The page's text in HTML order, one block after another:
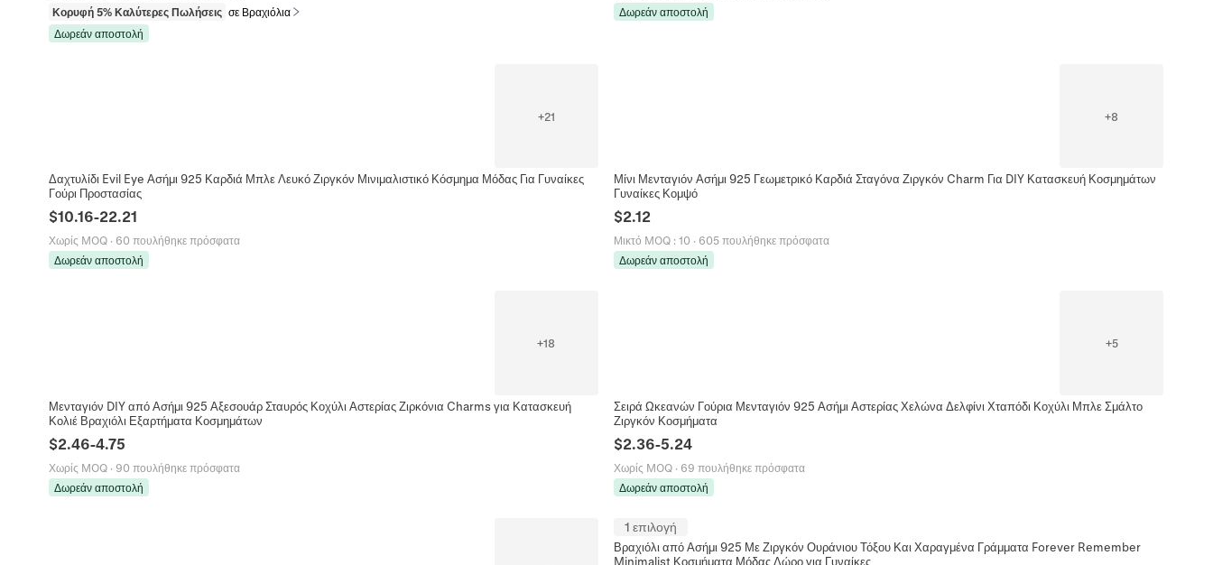
Κορυφή 5% Καλύτερες Πωλήσεις σε Βραχιόλια
Δωρεάν αποστολή
Δωρεάν αποστολή
+21
Δαχτυλίδι Evil Eye Ασήμι 925 Καρδιά Μπλε Λευκό Ζιργκόν Μινιμαλιστικό Κόσμημα Μόδας Για Γυναίκες
Γούρι Προστασίας
$10.16-22.21
Χωρίς MOQ· 60 πουλήθηκε πρόσφατα
Δωρεάν αποστολή
+8
Μίνι Μενταγιόν Ασήμι 925 Γεωμετρικό Καρδιά Σταγόνα Ζιργκόν Charm Για DIY Κατασκευή Κοσμημάτων
Γυναίκες Κομψό
$2.12
Μικτό MOQ : 10 · 605 πουλήθηκε πρόσφατα
Δωρεάν αποστολή
+18
Μενταγιόν DIY από Ασήμι 925 Αξεσουάρ Σταυρός Κοχύλι Αστερίας Ζιρκόνια Charms για Κατασκευή
Κολιέ Βραχιόλι Εξαρτήματα Κοσμημάτων
$2.46-4.75
Χωρίς MOQ· 90 πουλήθηκε πρόσφατα
Δωρεάν αποστολή
+5
Σειρά Ωκεανών Γούρια Μενταγιόν 925 Ασήμι Αστερίας Χελώνα Δελφίνι Χταπόδι Κοχύλι Μπλε Σμάλτο
Ζιργκόν Κοσμήματα
$2.36-5.24
Χωρίς MOQ · 69 πουλήθηκε πρόσφατα
Δωρεάν αποστολή
1 επιλογή
Βραχιόλι από Ασήμι 925 Με Ζιργκόν Ουράνιου Τόξου Και Χαραγμένα Γράμματα Forever Remember
Minimalist Κοσμήματα Μόδας Δώρο για Γυναίκες